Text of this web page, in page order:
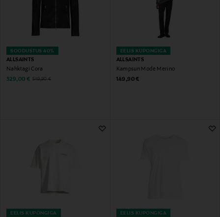
SOODUSTUS 40%
ALLSAINTS
Nahktagi Cora
Discounted Price
329,00 € Original Price
549,90 €
EELIS KUPONGIGA
ALLSAINTS
Kampsun Mode Merino
Original Price
149,90 €
EELIS KUPONGIGA EELIS KUPONGIGA